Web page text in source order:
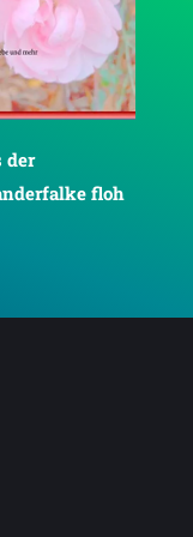
der
floh